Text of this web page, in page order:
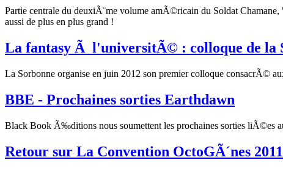
Partie centrale du deuxiÃ¨me volume amÃ©ricain du Soldat
aussi de plus en plus grand !
La fantasy Ã l'universitÃ© : colloque de la
La Sorbonne organise en juin 2012 son premier colloque consacrÃ©
BBE - Prochaines sorties Earthdawn
Black Book Ã‰ditions nous soumettent les prochaines sorties liÃ©es
Retour sur La Convention OctoGÃ´nes 2011